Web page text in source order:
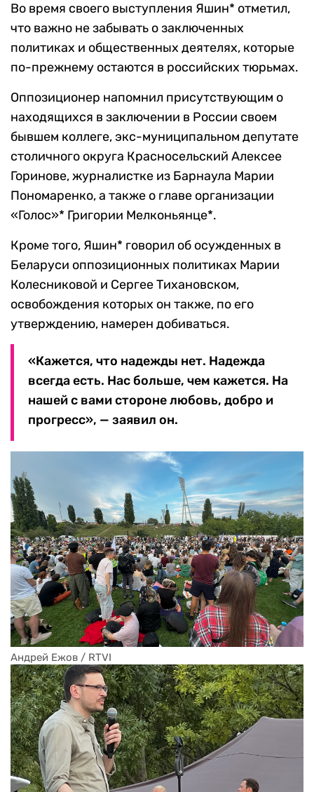
Во время своего выступления Яшин* отметил,
что важно не забывать о заключенных
политиках и общественных деятелях, которые
по-прежнему остаются в российских тюрьмах.
Оппозиционер напомнил присутствующим о
находящихся в заключении в России своем
бывшем коллеге, экс-муниципальном депутате
столичного округа Красносельский Алексее
Горинове, журналистке из Барнаула Марии
Пономаренко, а также о главе организации
«Голос»* Григории Мелконьянце*.
Кроме того, Яшин* говорил об осужденных в
Беларуси оппозиционных политиках Марии
Колесниковой и Сергее Тихановском,
освобождения которых он также, по его
утверждению, намерен добиваться.
«Кажется, что надежды нет. Надежда
всегда есть. Нас больше, чем кажется. На
нашей с вами стороне любовь, добро и
прогресс», — заявил он.
Андрей Ежов / RTVI